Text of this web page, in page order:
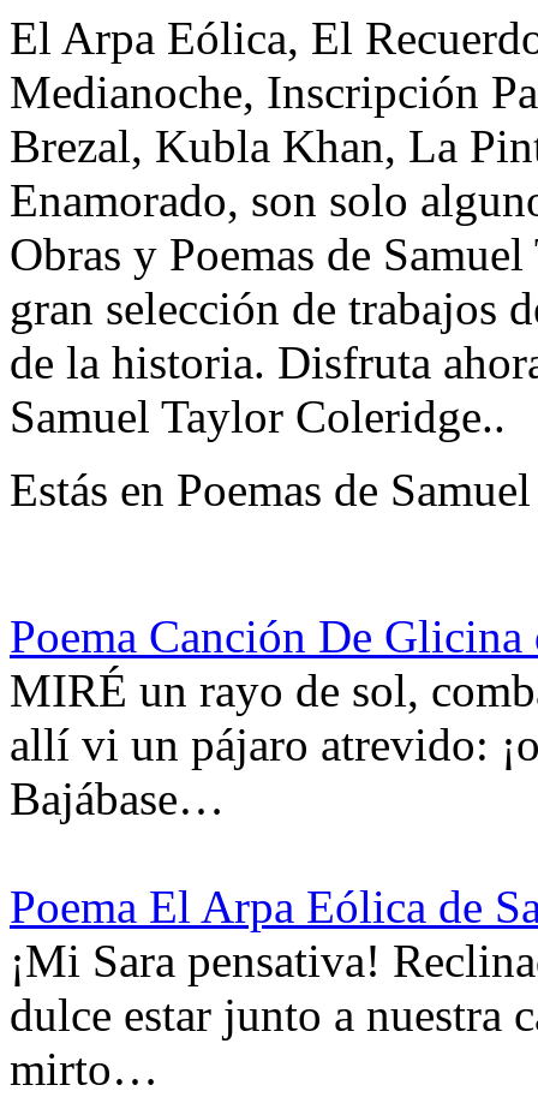
El Arpa Eólica, El
Medianoche, Inscripción
Brezal, Kubla Khan, La
Enamorado, son solo
Obras y Poemas de
gran selección de trabajos
de la historia. Disfruta
Samuel Taylor Coleridge..
Estás en Poemas de
Poema Canción De
MIRÉ un rayo de sol,
allí vi un pájaro atrevido:
Bajábase…
Poema El Arpa Eólica de
¡Mi Sara pensativa!
dulce estar junto a nuestra
mirto…